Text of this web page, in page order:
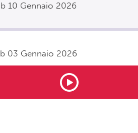
10 Gennaio 2026
03 Gennaio 2026